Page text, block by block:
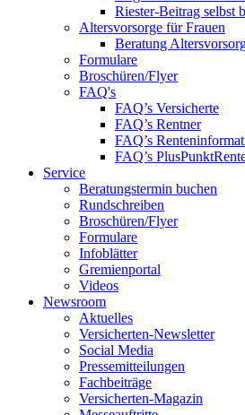
Riester-Beitrag selbst
Altersvorsorge für Frauen
Beratung
Formulare
Broschüren/Flyer
FAQ's
FAQ’s Versicherte
FAQ’s Rentner
FAQ’s
FAQ’s
Service
Beratungstermin buchen
Rundschreiben
Broschüren/Flyer
Formulare
Infoblätter
Gremienportal
Videos
Newsroom
Aktuelles
Versicherten-Newsletter
Social Media
Pressemitteilungen
Fachbeiträge
Versicherten-Magazin